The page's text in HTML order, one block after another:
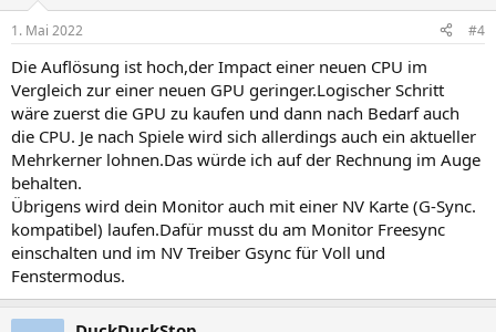
e
:
1. Mai 2022 #4
Die Auflösung ist hoch,der Impact einer neuen CPU im
Vergleich zur einer neuen GPU geringer.Logischer Schritt
wäre zuerst die GPU zu kaufen und dann nach Bedarf auch
die CPU. Je nach Spiele wird sich allerdings auch ein aktueller
Mehrkerner lohnen.Das würde ich auf der Rechnung im Auge
behalten.
Übrigens wird dein Monitor auch mit einer NV Karte (G-Sync.
kompatibel) laufen.Dafür musst du am Monitor Freesync
einschalten und im NV Treiber Gsync für Voll und
Fenstermodus.